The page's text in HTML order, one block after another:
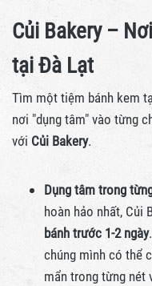
Củi Bakery –
tại Đà Lạt
Tìm một tiệm bánh kem
nơi "dụng tâm" vào từng
với Củi Bakery.
Dụng tâm trong
hoàn hảo nhất, Củi
bánh trước 1-2 ngày
chúng mình có thể
mẩn trong từng nét